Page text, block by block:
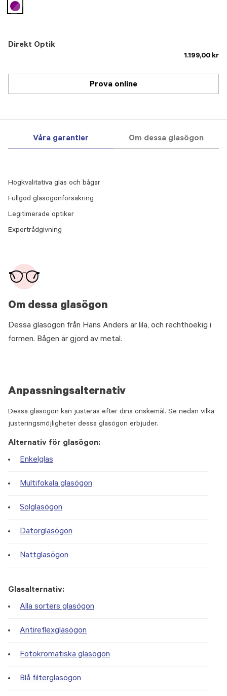
Direkt Optik
1.199,00 kr
selected
Prova online
Våra garantier Om dessa glasögon
Om dessa glasögon
Dessa glasögon från Hans Anders är lila, och rechthoekig i
formen. Bågen är gjord av metal.
Högkvalitativa glas och bågar
Fullgod glasögonförsäkring
Legitimerade optiker
Expertrådgivning
Anpassningsalternativ
Dessa glasögon kan justeras efter dina önskemål. Se nedan vilka
justeringsmöjligheter dessa glasögon erbjuder.
Alternativ för glasögon:
Enkelglas
Multifokala glasögon
Solglasögon
Datorglasögon
Nattglasögon
Glasalternativ:
Alla sorters glasögon
Antireflexglasögon
Fotokromatiska glasögon
Blå filterglasögon